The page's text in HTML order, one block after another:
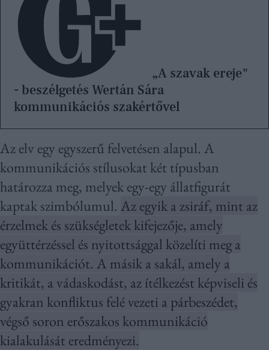
- beszélgetés Wertán Sára
kommunikációs szakértővel
Az elv egy egyszerű felvetésen alapul. A
kommunikációs stílusokat két típusban
határozza meg, melyek egy-egy állatfigurát
kaptak szimbólumul. Az egyik a zsiráf, mint az
érzelmek és szükségletek kifejezője, amely
együttérzéssel és nyitottsággal közelíti meg a
kommunikációt. A másik a sakál, amely a
kritikát, a vádaskodást, az ítélkezést képviseli és
gyakran konfliktus felé vezeti a párbeszédet,
végső soron erőszakos kommunikáció
kialakulását eredményezi.